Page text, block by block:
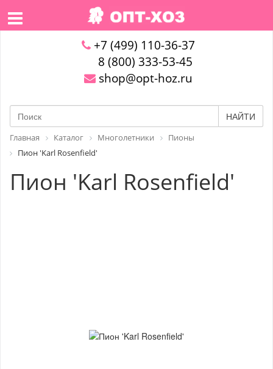
+7 (499) 110-36-37
8 (800) 333-53-45
shop@opt-hoz.ru
НАЙТИ
Главная Каталог Многолетники
Пионы
Пион 'Karl Rosenfield'
Пион 'Karl Rosenfield'